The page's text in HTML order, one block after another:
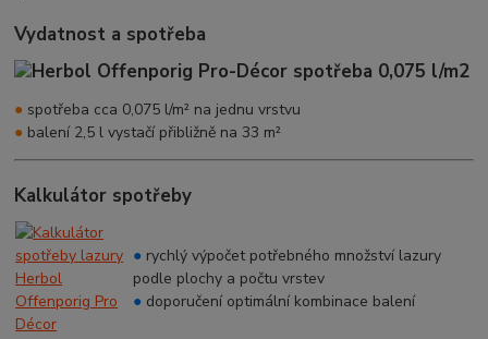
Vydatnost a spotřeba
● spotřeba cca 0,075 l/m² na jednu vrstvu
● balení 2,5 l vystačí přibližně na 33 m²
Kalkulátor spotřeby
● rychlý výpočet potřebného množství lazury
podle plochy a počtu vrstev
● doporučení optimální kombinace balení